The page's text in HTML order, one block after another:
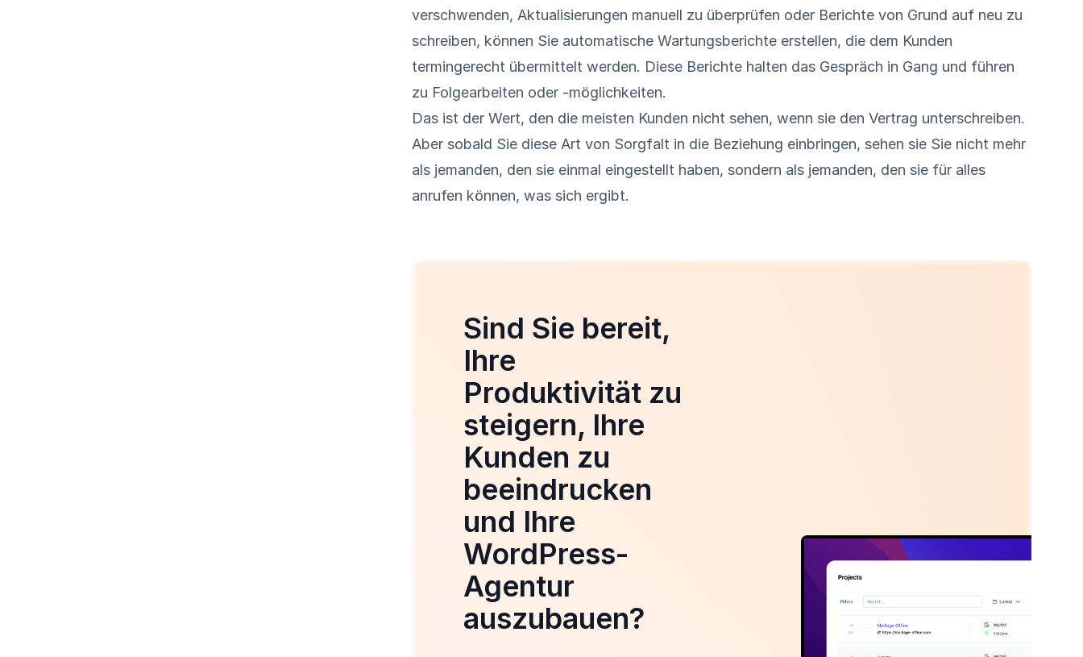
verschwenden, Aktualisierungen manuell zu überprüfen oder Berichte von Grund auf neu zu
schreiben, können Sie automatische Wartungsberichte erstellen, die dem Kunden
termingerecht übermittelt werden. Diese Berichte halten das Gespräch in Gang und führen
zu Folgearbeiten oder -möglichkeiten.
Das ist der Wert, den die meisten Kunden nicht sehen, wenn sie den Vertrag unterschreiben.
Aber sobald Sie diese Art von Sorgfalt in die Beziehung einbringen, sehen sie Sie nicht mehr
als jemanden, den sie einmal eingestellt haben, sondern als jemanden, den sie für alles
anrufen können, was sich ergibt.
Sind Sie bereit,
Ihre
Produktivität zu
steigern, Ihre
Kunden zu
beeindrucken
und Ihre
WordPress-
Agentur
auszubauen?